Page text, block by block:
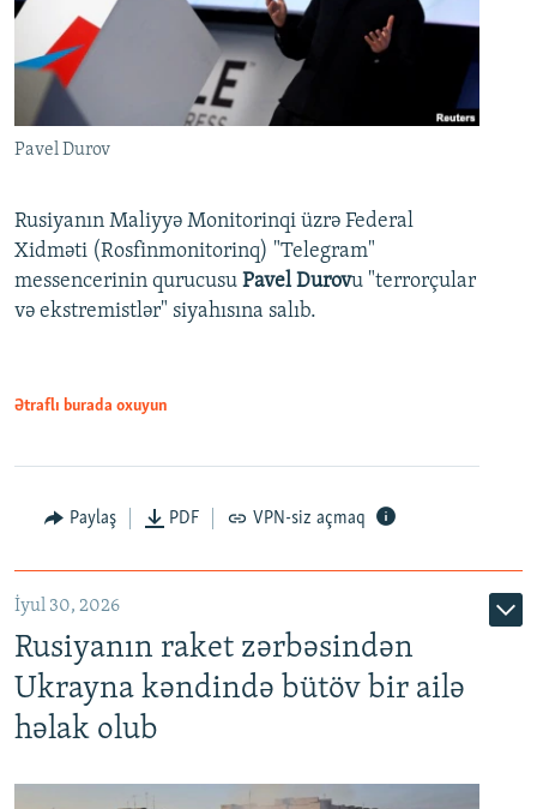
Pavel Durov
Rusiyanın Maliyyə Monitorinqi üzrə Federal
Xidməti (Rosfinmonitorinq) "Telegram"
messencerinin qurucusu Pavel Durovu "terrorçular
və ekstremistlər" siyahısına salıb.
Ətraflı burada oxuyun
Paylaş PDF VPN-siz açmaq
İyul 30, 2026
Rusiyanın raket zərbəsindən
Ukrayna kəndində bütöv bir ailə
həlak olub